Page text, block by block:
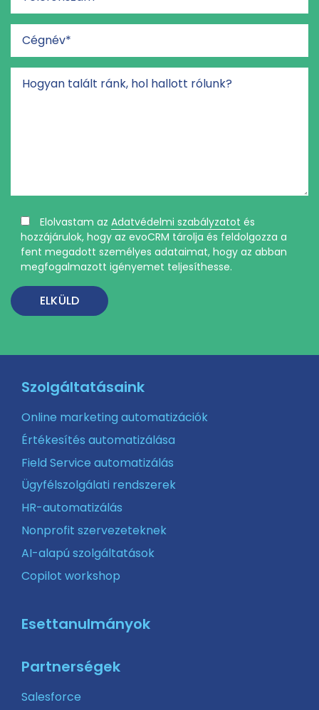
Elolvastam az Adatvédelmi szabályzatot és
hozzájárulok, hogy az evoCRM tárolja és feldolgozza a
fent megadott személyes adataimat, hogy az abban
megfogalmazott igényemet teljesíthesse.
Szolgáltatásaink
Online marketing automatizációk
Értékesítés automatizálása
Field Service automatizálás
Ügyfélszolgálati rendszerek
HR-automatizálás
Nonprofit szervezeteknek
AI-alapú szolgáltatások
Copilot workshop
Esettanulmányok
Partnerségek
Salesforce